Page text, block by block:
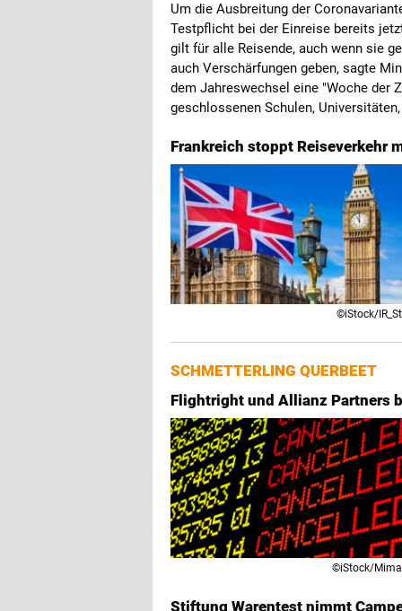
Um die Ausbreitung der
Testpflicht bei der Einreise bereits
gilt für alle Reisende, auch wenn sie
auch Verschärfungen geben, sagte
dem Jahreswechsel eine "Woche
geschlossenen Schulen,
Frankreich stoppt Reiseverkehr
©iStock/
SCHMETTERLING QUERBEET
Flightright und Allianz Partners
©iStock/
Stiftung Warentest nimmt